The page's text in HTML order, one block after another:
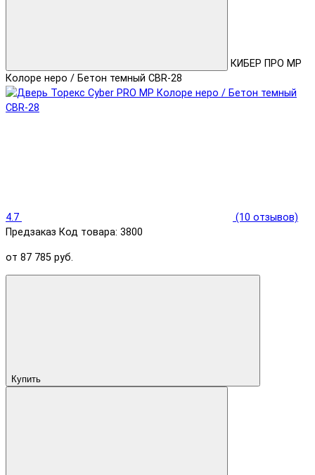
КИБЕР ПРО MP
Колоре неро / Бетон темный CBR-28
4.7
(10 отзывов)
Предзаказ Код товара: 3800
от 87 785 руб.
Купить